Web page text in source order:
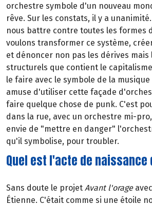
orchestre symbole d'un nouveau
rêve. Sur les constats, il y a
nous battre contre toutes les formes
voulons transformer ce système,
et dénoncer non pas les dérives mais
structurels que contient le
le faire avec le symbole de la musique
amuse d'utiliser cette façade
faire quelque chose de punk. C'est
dans la rue, avec un orchestre mi-
envie de "mettre en danger"
qu'il symbolise, pour troubler.
Quel est l'acte de naissance
Sans doute le projet Avant l'orage
Étienne. C'était comme si une étoile